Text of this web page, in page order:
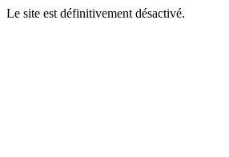
Le site est définitivement désactivé.